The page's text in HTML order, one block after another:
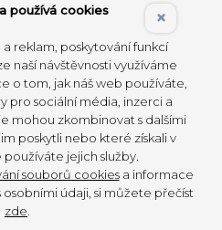
×
používá cookies
reklam, poskytování funkcí
naší návštěvnosti využíváme
o tom, jak náš web používáte,
pro sociální média, inzerci a
mohou zkombinovat s dalšími
poskytli nebo které získali v
jejich služby.
souborů cookiesa informace
údaji, si můžete přečíst
zde